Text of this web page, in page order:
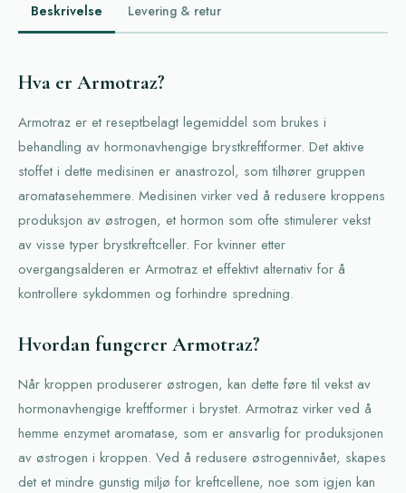
Beskrivelse Levering & retur
Hva er Armotraz?
Armotraz er et reseptbelagt legemiddel som brukes i
behandling av hormonavhengige brystkreftformer. Det aktive
stoffet i dette medisinen er anastrozol, som tilhører gruppen
aromatasehemmere. Medisinen virker ved å redusere kroppens
produksjon av østrogen, et hormon som ofte stimulerer vekst
av visse typer brystkreftceller. For kvinner etter
overgangsalderen er Armotraz et effektivt alternativ for å
kontrollere sykdommen og forhindre spredning.
Hvordan fungerer Armotraz?
Når kroppen produserer østrogen, kan dette føre til vekst av
hormonavhengige kreftformer i brystet. Armotraz virker ved å
hemme enzymet aromatase, som er ansvarlig for produksjonen
av østrogen i kroppen. Ved å redusere østrogennivået, skapes
det et mindre gunstig miljø for kreftcellene, noe som igjen kan